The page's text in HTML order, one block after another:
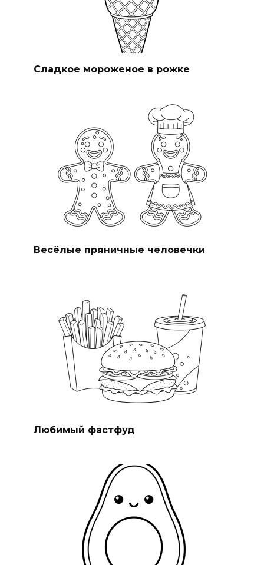
Сладкое мороженое в рожке
Весёлые пряничные человечки
Любимый фастфуд